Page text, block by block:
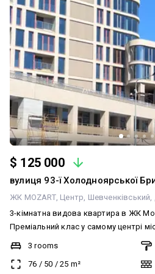
$ 125 000
вулиця 93-ї Холодноярської
ЖК MOZART Центр Шевченківський
3-кімнатна видова квартира в ЖК
Преміальний клас у самому центрі міста.
експлуатацію. Поверх — 9,
планування. Планується в кухню-студію та
3 rooms
76 / 50 / 25 m²